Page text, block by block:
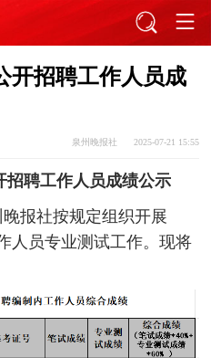
开招聘工作人员成
泉州晚报社 2025-07-21 15:55
招聘工作人员成绩公示
晚报社按规定组织开展
人员专业测试工作。现将